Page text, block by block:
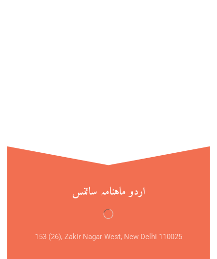
اردو ماہنامہ سائنس
153 (26), Zakir Nagar West, New Delhi 110025